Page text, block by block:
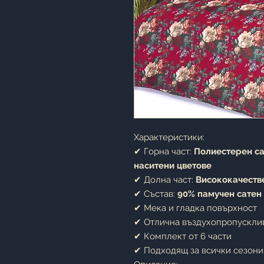
Характеристики:
✔ Горна част: Полиестерен
наситени цветове
✔ Долна част:
✔ Състав: 90% памучен
✔ Мека и гладка повърхност
✔ Отлична
✔ Комплект от 6 части
✔ Подходящ за всички сезони